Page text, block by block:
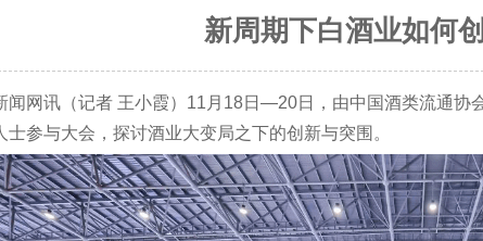
新周期下白酒业如何
闻网讯（记者 王小霞）11月18日—20日，由中国酒类流通协
士参与大会，探讨酒业大变局之下的创新与突围。